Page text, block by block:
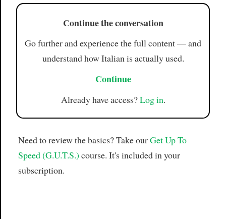
Continue the conversation
Go further and experience the full content — and
understand how Italian is actually used.
Continue
Already have access?Log in.
Need to review the basics? Take ourGet Up To
Speed (G.U.T.S.) course. It's included in your
subscription.